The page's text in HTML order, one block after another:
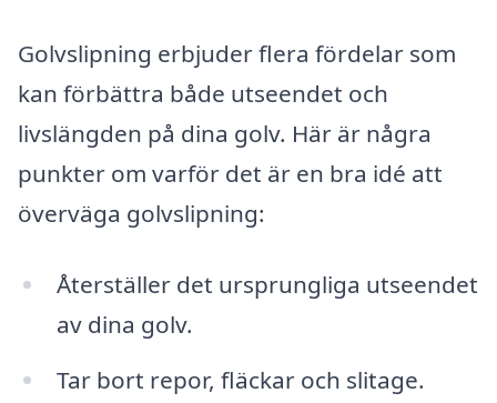
Golvslipning erbjuder flera fördelar som
kan förbättra både utseendet och
livslängden på dina golv. Här är några
punkter om varför det är en bra idé att
överväga golvslipning:
Återställer det ursprungliga utseendet
av dina golv.
Tar bort repor, fläckar och slitage.